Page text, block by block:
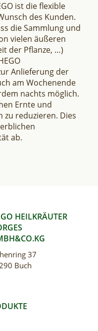
ist die flexible
des Kunden.
die Sammlung und
vielen äußeren
der Pflanze, …)
Anlieferung der
am Wochenende
nachts möglich.
Ernte und
reduzieren. Dies
ab.
HEILKRÄUTER
37
Buch